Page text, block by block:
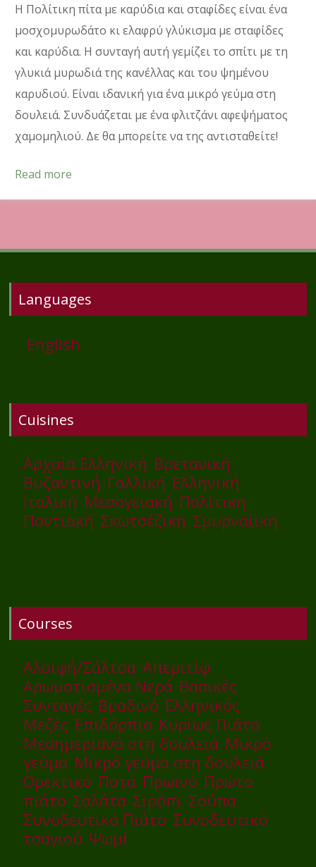
Η Πολίτικη πίτα με καρύδια και σταφίδες είναι ένα
μοσχομυρωδάτο κι ελαφρύ γλύκισμα με σταφίδες
και καρύδια. Η συνταγή αυτή γεμίζει το σπίτι με τη
γλυκιά μυρωδιά της κανέλλας και του ψημένου
καρυδιού. Είναι ιδανική για ένα μικρό γεύμα στη
δουλειά. Συνδυάζεται με ένα φλιτζάνι αφεψήματος
χαμομηλιού. Δε θα μπορείτε να της αντισταθείτε!
Read more
Languages
English
Cuisines
Αρχαία Ελληνική Βρετανική
Βυζαντινή Γαλλική Ελληνική
Ιταλική Μεσογειακή Πολίτικη
Ποντιακή Σκωτσέζικη Σμυρναίικη
Courses
Αλοιφή/Σάλτσα Απεριτίφ
Αρωματισμένα Νερά Βασικές
Συνταγές Βραδινό Ελληνικός
Μεζές Επιδόρπιο Κυρίως Πιάτο
Μεσημεριανό στη δουλειά Μικρό
γεύμα Μικρό γεύμα στη δουλειά
Ορεκτικό Ποτά Πρωινό Πρώτο
πιάτο Σαλάτα Σιρόπι Σούπα
Συνοδευτικό Πιάτο Συνοδευτικό
τσαγιού Ψωμί